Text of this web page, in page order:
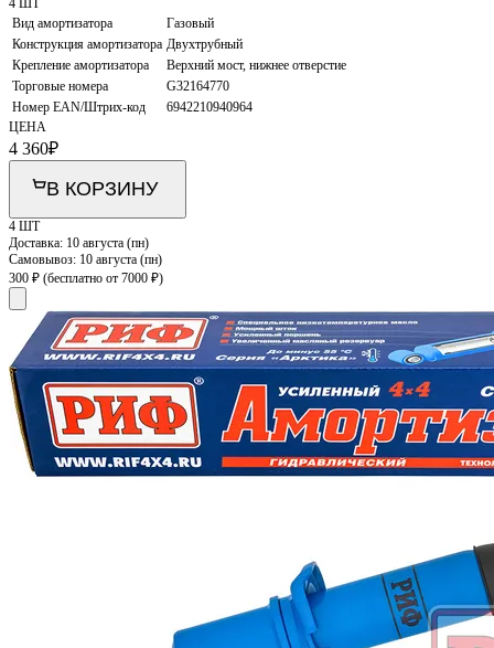
4 ШТ
Вид амортизатора
Газовый
Конструкция амортизатора Двухтрубный
Крепление амортизатора
Верхний мост, нижнее отверстие
Торговые номера
G32164770
Номер EAN/Штрих-код
6942210940964
ЦЕНА
4 360₽
В КОРЗИНУ
4 ШТ
Доставка: 10 августа (пн)
Самовывоз: 10 августа (пн)
300 ₽ (бесплатно от 7000 ₽)